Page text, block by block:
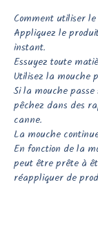
Comment utiliser
Appliquez le
instant.
Essuyez toute
Utilisez la mouche
Si la mouche
pêchez dans des
canne.
La mouche
En fonction de la
peut être prête à
réappliquer de